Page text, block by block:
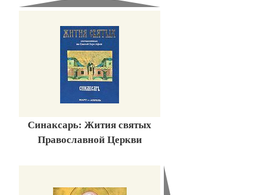
Синаксарь: Жития святых
Православной Церкви